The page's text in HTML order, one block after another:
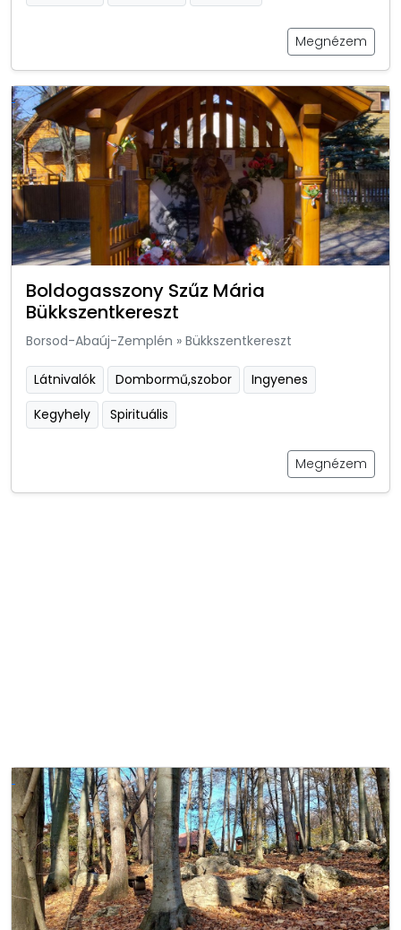
Megnézem
Boldogasszony Szűz Mária
Bükkszentkereszt
Borsod-Abaúj-Zemplén » Bükkszentkereszt
Látnivalók Dombormű,szobor
Ingyenes
Kegyhely
Spirituális
Megnézem